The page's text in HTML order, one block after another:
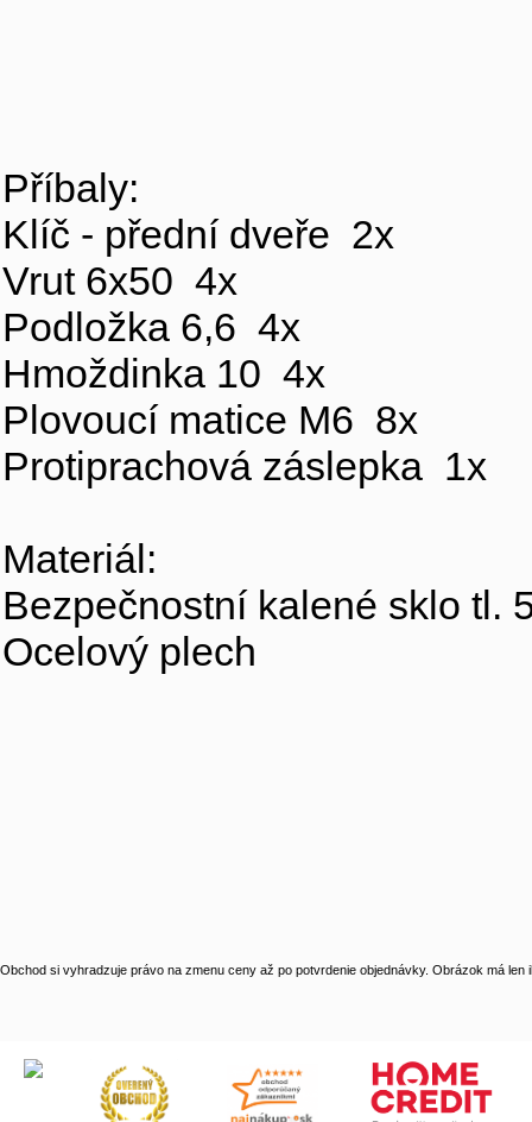
Příbaly:
Klíč - přední dveře 2x
Vrut 6x50 4x
Podložka 6,6 4x
Hmoždinka 10 4x
Plovoucí matice M6 8x
Protiprachová záslepka 1x
Materiál:
Bezpečnostní kalené sklo tl.
Ocelový plech
Obchod si vyhradzuje právo na zmenu ceny až po potvrdenie objednávky. Obrázok má len